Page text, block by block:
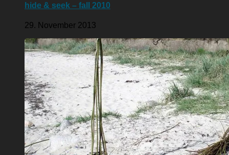
hide & seek – fall 2010
29. November 2013